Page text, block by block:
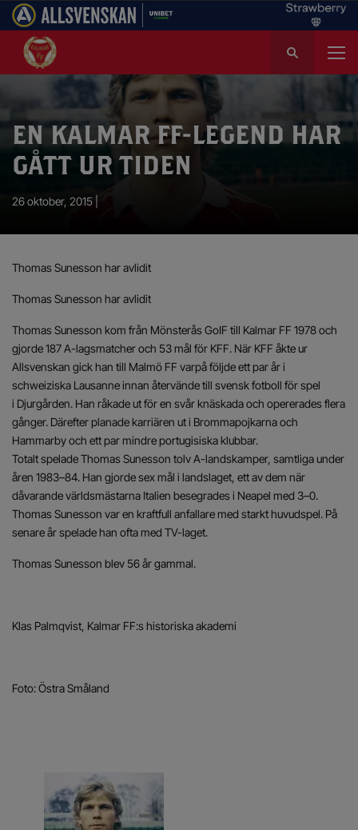
k
t
EN KALMAR FF-LEGEND HAR
GÅTT UR TIDEN
26 oktober, 2015 |
Thomas Sunesson har avlidit
Thomas Sunesson har avlidit
Thomas Sunesson kom från Mönsterås GoIF till Kalmar FF 1978 och
gjorde 187 A-lagsmatcher och 53 mål för KFF. När KFF åkte ur
Allsvenskan gick han till Malmö FF varpå följde ett par år i
schweiziska Lausanne innan återvände till svensk fotboll för spel
i Djurgården. Han råkade ut för en svår knäskada och opererades flera
gånger. Därefter planade karriären ut i Brommapojkarna och
Hammarby och ett par mindre portugisiska klubbar.
Totalt spelade Thomas Sunesson tolv A-landskamper, samtliga under
åren 1983–84. Han gjorde sex mål i landslaget, ett av dem när
dåvarande världsmästarna Italien besegrades i Neapel med 3–0.
Thomas Sunesson var en kraftfull anfallare med starkt huvudspel. På
senare år spelade han ofta med TV-laget.
Thomas Sunesson blev 56 år gammal.
Klas Palmqvist, Kalmar FF:s historiska akademi
Foto: Östra Småland